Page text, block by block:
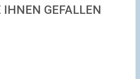
GEFALLEN